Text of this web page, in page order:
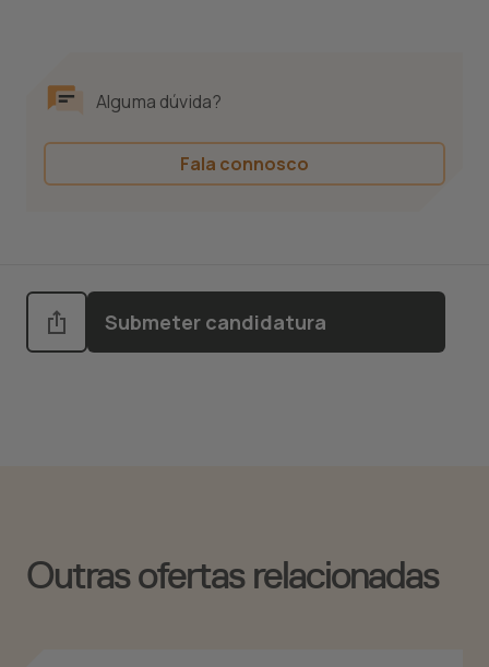
Alguma dúvida?
Fala connosco
Submeter candidatura
Outras ofertas relacionadas